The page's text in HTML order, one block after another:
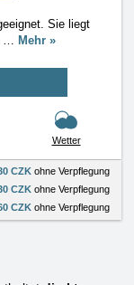
Sie liegt
… Mehr »
Wetter
CZK ohne Verpflegung
CZK ohne Verpflegung
CZK ohne Verpflegung